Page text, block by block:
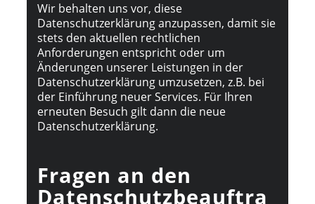
Wir behalten uns vor, diese
Datenschutzerklärung anzupassen, damit sie
stets den aktuellen rechtlichen
Anforderungen entspricht oder um
Änderungen unserer Leistungen in der
Datenschutzerklärung umzusetzen, z.B. bei
der Einführung neuer Services. Für Ihren
erneuten Besuch gilt dann die neue
Datenschutzerklärung.
Fragen an den
Datenschutzbeauftra